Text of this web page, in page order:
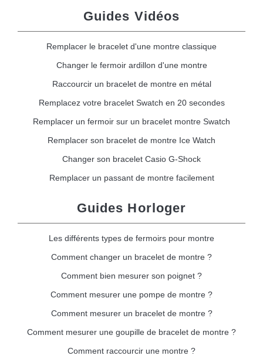
Guides Vidéos
Remplacer le bracelet d'une montre classique
Changer le fermoir ardillon d'une montre
Raccourcir un bracelet de montre en métal
Remplacez votre bracelet Swatch en 20 secondes
Remplacer un fermoir sur un bracelet montre Swatch
Remplacer son bracelet de montre Ice Watch
Changer son bracelet Casio G-Shock
Remplacer un passant de montre facilement
Guides Horloger
Les différents types de fermoirs pour montre
Comment changer un bracelet de montre ?
Comment bien mesurer son poignet ?
Comment mesurer une pompe de montre ?
Comment mesurer un bracelet de montre ?
Comment mesurer une goupille de bracelet de montre ?
Comment raccourcir une montre ?